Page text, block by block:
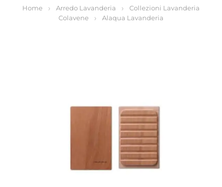
Home Arredo Lavanderia
Collezioni Lavanderia
Colavene
Alaqua Lavanderia